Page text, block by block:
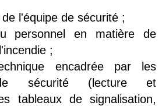
l'équipe de sécurité ;
personnel en matière de
;
encadrée par les
sécurité (lecture et
tableaux de signalisation,